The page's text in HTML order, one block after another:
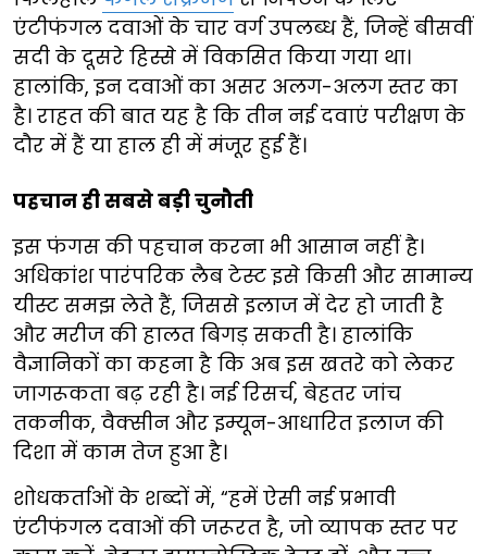
एंटीफंगल दवाओं के चार वर्ग उपलब्ध हैं, जिन्हें बीसवीं
सदी के दूसरे हिस्से में विकसित किया गया था।
हालांकि, इन दवाओं का असर अलग-अलग स्तर का
है। राहत की बात यह है कि तीन नई दवाएं परीक्षण के
दौर में हैं या हाल ही में मंजूर हुई हैं।
पहचान ही सबसे बड़ी चुनौती
इस फंगस की पहचान करना भी आसान नहीं है।
अधिकांश पारंपरिक लैब टेस्ट इसे किसी और सामान्य
यीस्ट समझ लेते हैं, जिससे इलाज में देर हो जाती है
और मरीज की हालत बिगड़ सकती है। हालांकि
वैज्ञानिकों का कहना है कि अब इस खतरे को लेकर
जागरूकता बढ़ रही है। नई रिसर्च, बेहतर जांच
तकनीक, वैक्सीन और इम्यून-आधारित इलाज की
दिशा में काम तेज हुआ है।
शोधकर्ताओं के शब्दों में, “हमें ऐसी नई प्रभावी
एंटीफंगल दवाओं की जरूरत है, जो व्यापक स्तर पर